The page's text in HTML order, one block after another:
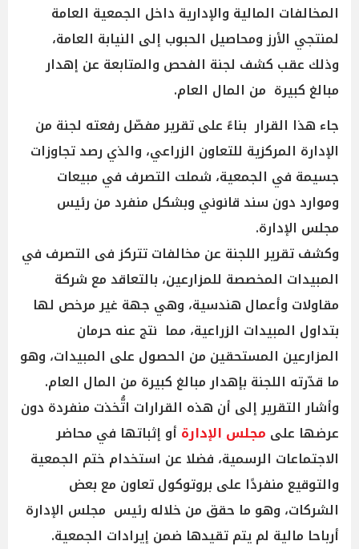
المخالفات المالية والإدارية داخل الجمعية العامة
لمنتجي الأرز ومحاصيل الحبوب إلى النيابة العامة،
وذلك عقب كشف لجنة الفحص والمتابعة عن إهدار
مبالغ كبيرة من المال العام.
جاء هذا القرار بناءً على تقرير مفصّل رفعته لجنة من
الإدارة المركزية للتعاون الزراعي، والذي رصد تجاوزات
جسيمة في الجمعية، شملت التصرف في مبيعات
وموارد دون سند قانوني وبشكل منفرد من رئيس
مجلس الإدارة.
وكشف تقرير اللجنة عن مخالفات تتركز فى التصرف في
المبيدات المخصصة للمزارعين، بالتعاقد مع شركة
مقاولات وأعمال هندسية، وهي جهة غير مرخص لها
بتداول المبيدات الزراعية، مما نتج عنه حرمان
المزارعين المستحقين من الحصول على المبيدات، وهو
ما قدّرته اللجنة بإهدار مبالغ كبيرة من المال العام.
وأشار التقرير إلى أن هذه القرارات اتُّخذت منفردة دون
عرضها على مجلس الإدارة أو إثباتها في محاضر
الاجتماعات الرسمية، فضلا عن استخدام ختم الجمعية
والتوقيع منفردًا على بروتوكول تعاون مع بعض
الشركات، وهو ما حقق من خلاله رئيس مجلس الإدارة
أرباحا مالية لم يتم تقيدها ضمن إيرادات الجمعية.